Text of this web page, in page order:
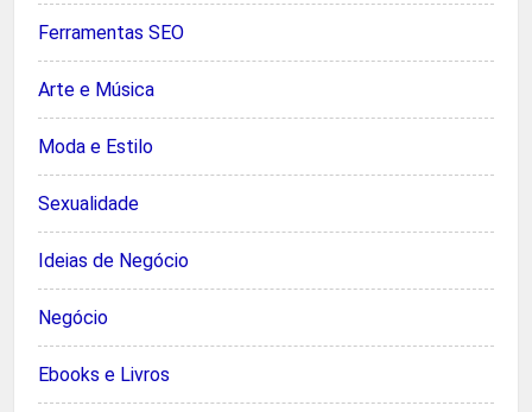
Ferramentas SEO
Arte e Música
Moda e Estilo
Sexualidade
Ideias de Negócio
Negócio
Ebooks e Livros